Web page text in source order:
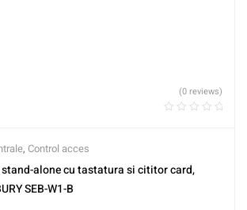
(0 reviews)
, Control acces
alone cu tastatura si cititor card,
SEB-W1-B